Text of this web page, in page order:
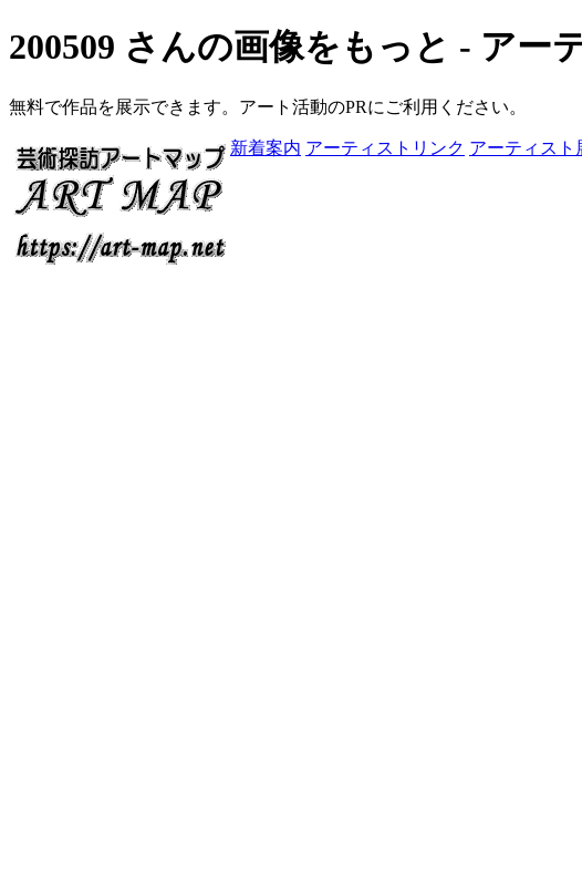
200509 さんの画像をもっと - アー
無料で作品を展示できます。アート活動のPRにご利用ください。
新着案内 アーティストリンク アーティスト